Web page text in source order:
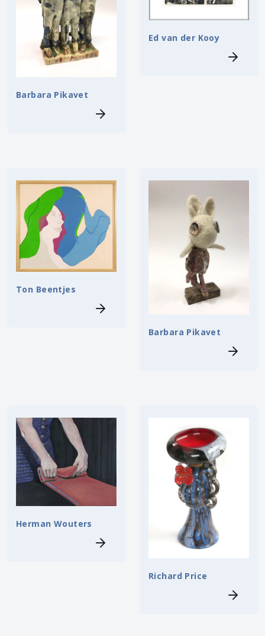
Barbara Pikavet
Ed van der Kooy
Ton Beentjes
Barbara Pikavet
Herman Wouters
Richard Price